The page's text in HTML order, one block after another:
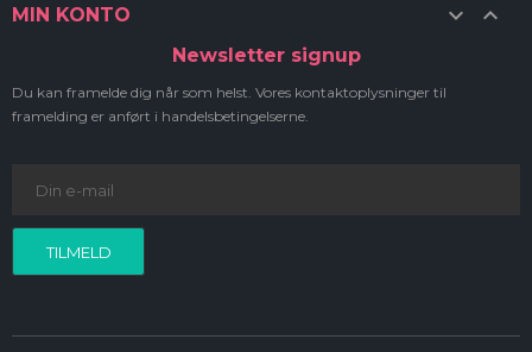
MIN KONTO  
Newsletter signup
Du kan framelde dig når som helst. Vores kontaktoplysninger til
framelding er anført i handelsbetingelserne.
TILMELD